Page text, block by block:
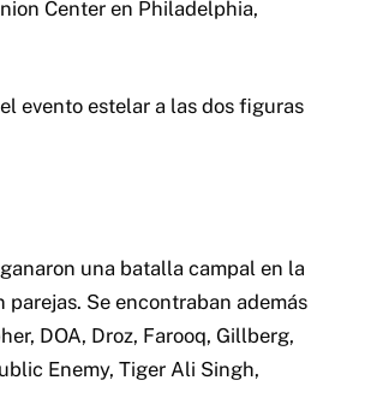
Center en Philadelphia,
evento estelar a las dos figuras
una batalla campal en la
Se encontraban además
DOA, Droz, Farooq, Gillberg,
Enemy, Tiger Ali Singh,